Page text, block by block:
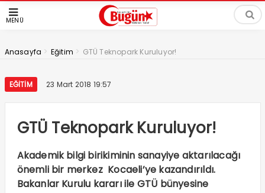
MENÜ
Anasayfa > Eğitim > GTÜ Teknopark Kuruluyor!
EĞITIM 23 Mart 2018 19:57
GTÜ Teknopark Kuruluyor!
Akademik bilgi birikiminin sanayiye aktarılacağı
önemli bir merkez Kocaeli’ye kazandırıldı.
Bakanlar Kurulu kararı ile GTÜ bünyesine